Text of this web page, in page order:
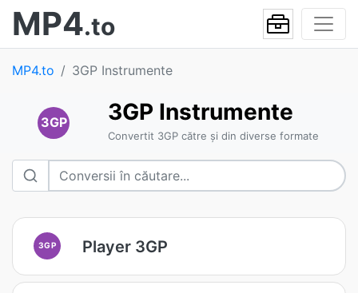
MP4.to
MP4.to 3GP Instrumente
3GP 3GP Instrumente
Convertit 3GP către și din diverse formate
3GP Player 3GP